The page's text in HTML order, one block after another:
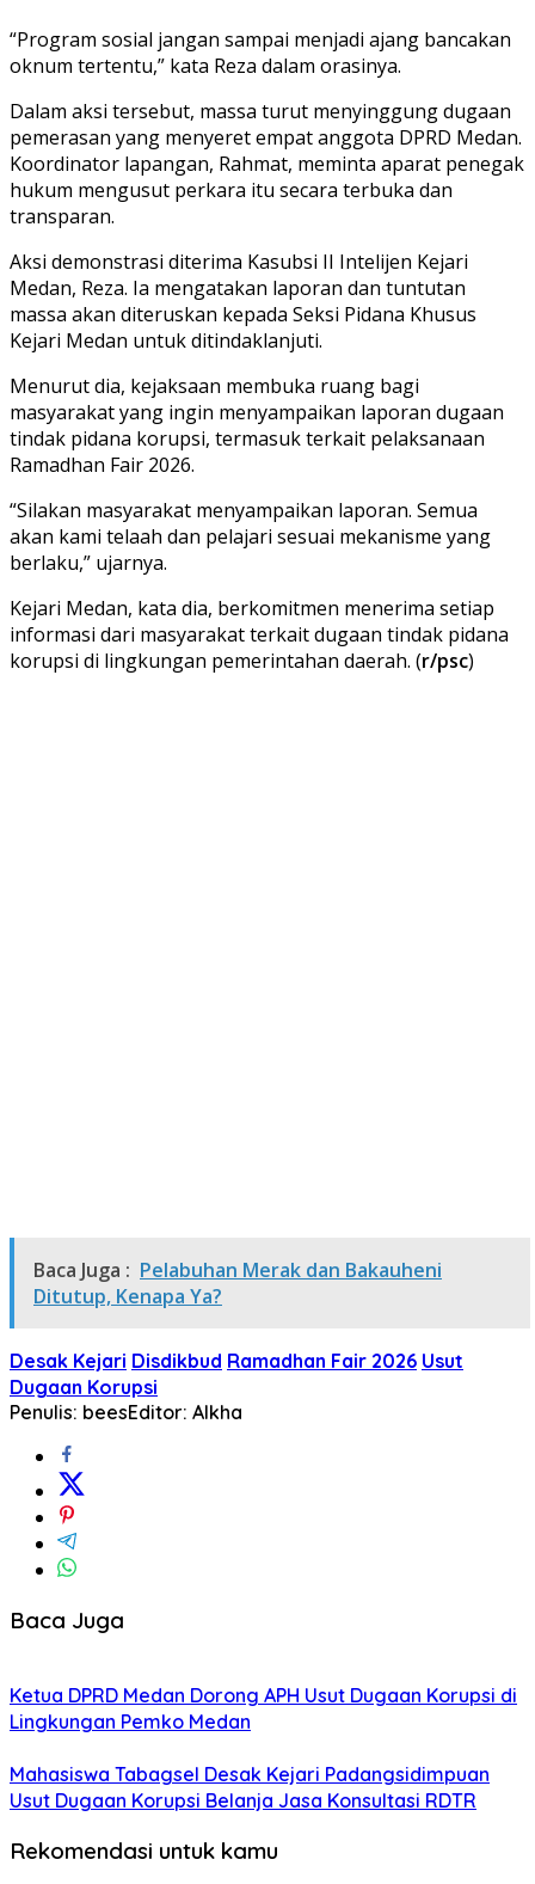
“Program sosial jangan sampai menjadi ajang bancakan
oknum tertentu,” kata Reza dalam orasinya.
Dalam aksi tersebut, massa turut menyinggung dugaan
pemerasan yang menyeret empat anggota DPRD Medan.
Koordinator lapangan, Rahmat, meminta aparat penegak
hukum mengusut perkara itu secara terbuka dan
transparan.
Aksi demonstrasi diterima Kasubsi II Intelijen Kejari
Medan, Reza. Ia mengatakan laporan dan tuntutan
massa akan diteruskan kepada Seksi Pidana Khusus
Kejari Medan untuk ditindaklanjuti.
Menurut dia, kejaksaan membuka ruang bagi
masyarakat yang ingin menyampaikan laporan dugaan
tindak pidana korupsi, termasuk terkait pelaksanaan
Ramadhan Fair 2026.
“Silakan masyarakat menyampaikan laporan. Semua
akan kami telaah dan pelajari sesuai mekanisme yang
berlaku,” ujarnya.
Kejari Medan, kata dia, berkomitmen menerima setiap
informasi dari masyarakat terkait dugaan tindak pidana
korupsi di lingkungan pemerintahan daerah. (r/psc)
Baca Juga : Pelabuhan Merak dan Bakauheni
Ditutup, Kenapa Ya?
Desak Kejari Disdikbud Ramadhan Fair 2026 Usut
Dugaan Korupsi
Penulis: beesEditor: Alkha
Baca Juga
Ketua DPRD Medan Dorong APH Usut Dugaan Korupsi di
Lingkungan Pemko Medan
Mahasiswa Tabagsel Desak Kejari Padangsidimpuan
Usut Dugaan Korupsi Belanja Jasa Konsultasi RDTR
Rekomendasi untuk kamu